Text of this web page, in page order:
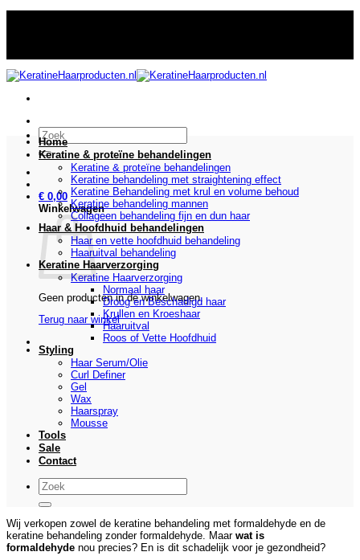
Zoeken
naar:
€ 0,00
Winkelwagen
Geen producten in de winkelwagen.
Terug naar winkel
Home
Keratine & proteïne behandelingen
Keratine & proteïne behandelingen
Keratine behandeling met straightening effect
Keratine Behandeling met krul en volume behoud
Keratine behandeling mannen
Collageen behandeling fijn en dun haar
Haar & Hoofdhuid behandelingen
Haar en vette hoofdhuid behandeling
Haaruitval behandeling
Keratine Haarverzorging
Keratine Haarverzorging
Normaal haar
Droog en Beschadigd haar
Krullen en Kroeshaar
Haaruitval
Roos of Vette Hoofdhuid
Styling
Haar Serum/Olie
Curl Definer
Gel
Wax
Haarspray
Mousse
Tools
Sale
Contact
Zoeken
naar:
Wij verkopen zowel de keratine behandeling met formaldehyde en de
keratine behandeling zonder formaldehyde. Maar wat is
formaldehyde nou precies? En is dit schadelijk voor je gezondheid?